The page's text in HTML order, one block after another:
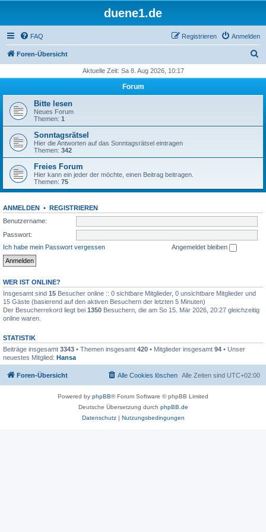
duene1.de
FAQ Anmelden
Registrieren
Foren-Übersicht
h
Aktuelle Zeit: Sa 8. Aug 2026, 10:17
Forum
Bitte lesen
Neues Forum
Themen: 1
Sonntagsrätsel
Hier die Antworten auf das Sonntagsrätsel eintragen
Themen: 342
Freies Forum
Hier kann ein jeder der möchte, einen Beitrag beitragen.
Themen: 75
ANMELDEN • REGISTRIEREN
Benutzername:
Passwort:
Ich habe mein Passwort vergessen
Angemeldet bleiben
WER IST ONLINE?
Insgesamt sind 15 Besucher online :: 0 sichtbare Mitglieder, 0 unsichtbare Mitglieder und
15 Gäste (basierend auf den aktiven Besuchern der letzten 5 Minuten)
Der Besucherrekord liegt bei 1350 Besuchern, die am So 15. Mär 2026, 20:27 gleichzeitig
online waren.
STATISTIK
Beiträge insgesamt 3343 • Themen insgesamt 420 • Mitglieder insgesamt 94 • Unser
neuestes Mitglied: Hansa
Foren-Übersicht Alle Zeiten sind UTC+02:00
Alle Cookies löschen
Powered by phpBB® Forum Software © phpBB Limited
Deutsche Übersetzung durch phpBB.de
Datenschutz| Nutzungsbedingungen